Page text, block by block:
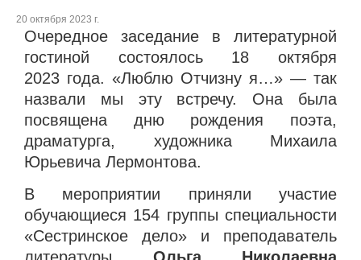
20 октября 2023 г.
Очередное заседание в литературной
гостиной состоялось 18 октября
2023 года. «Люблю Отчизну я…» — так
назвали мы эту встречу. Она была
посвящена дню рождения поэта,
драматурга, художника Михаила
Юрьевича Лермонтова.
В мероприятии приняли участие
обучающиеся 154 группы специальности
«Сестринское дело» и преподаватель